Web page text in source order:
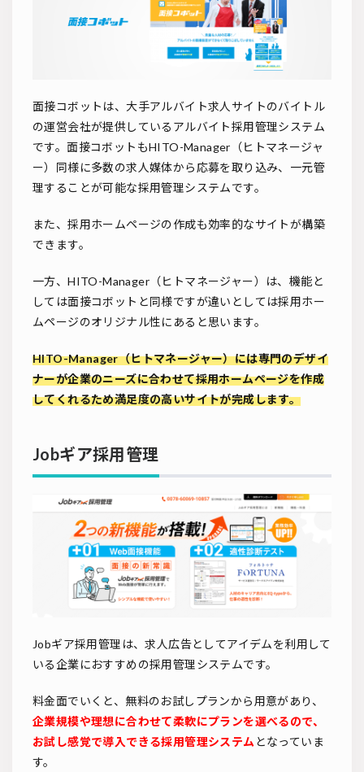
面接コボットは、大手アルバイト求人サイトのバイトル
の運営会社が提供しているアルバイト採用管理システム
です。面接コボットもHITO-Manager（ヒトマネージャ
ー）同様に多数の求人媒体から応募を取り込み、一元管
理することが可能な採用管理システムです。
また、採用ホームページの作成も効率的なサイトが構築
できます。
一方、HITO-Manager（ヒトマネージャー）は、機能と
しては面接コボットと同様ですが違いとしては採用ホー
ムページのオリジナル性にあると思います。
HITO-Manager（ヒトマネージャー）には専門のデザイ
ナーが企業のニーズに合わせて採用ホームページを作成
してくれるため満足度の高いサイトが完成します。
Jobギア採用管理
Jobギア採用管理は、求人広告としてアイデムを利用して
いる企業におすすめの採用管理システムです。
料金面でいくと、無料のお試しプランから用意があり、
企業規模や理想に合わせて柔軟にプランを選べるので、
お試し感覚で導入できる採用管理システム となっていま
す。